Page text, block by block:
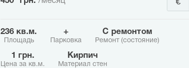
€
236 кв.м.
Площадь
+
Парковка
с ремонтом
Ремонт (состояние)
1 грн.
Цена за кв.м.
Кирпич
Материал стен